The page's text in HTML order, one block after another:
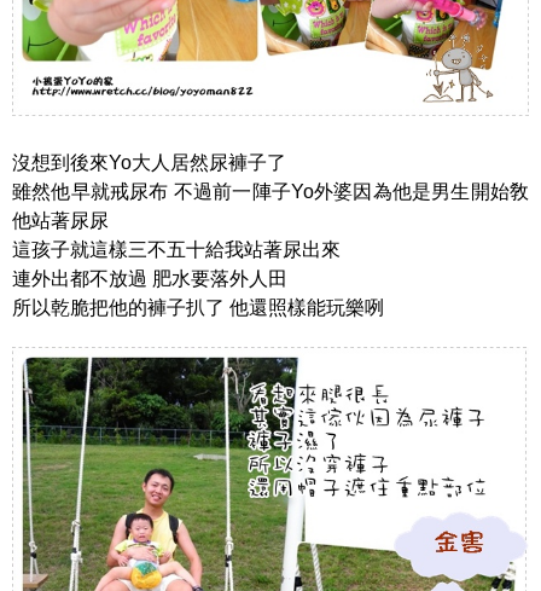
沒想到後來Yo大人居然尿褲子了
雖然他早就戒尿布 不過前一陣子Yo外婆因為他是男生開始敎
他站著尿尿
這孩子就這樣三不五十給我站著尿出來
連外出都不放過 肥水要落外人田
所以乾脆把他的褲子扒了 他還照樣能玩樂咧